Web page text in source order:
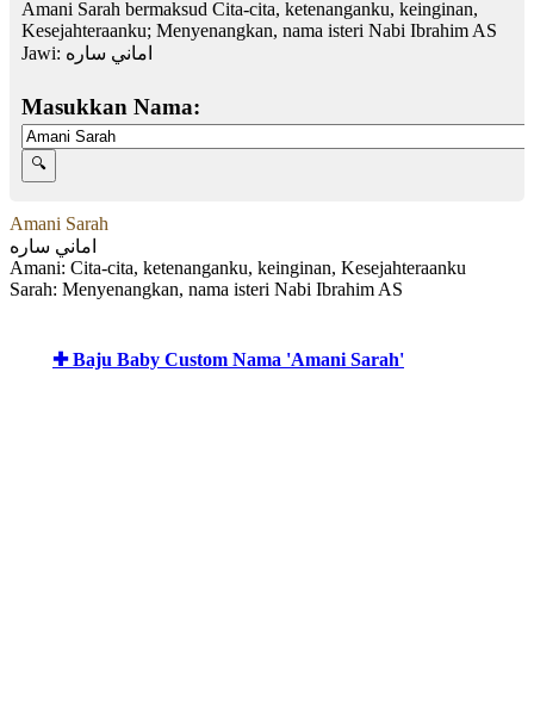
Amani Sarah bermaksud Cita-cita, ketenanganku, keinginan,
Kesejahteraanku; Menyenangkan, nama isteri Nabi Ibrahim AS
Jawi: اماني ساره
Masukkan Nama:
Amani Sarah
اماني ساره
Amani: Cita-cita, ketenanganku, keinginan, Kesejahteraanku
Sarah: Menyenangkan, nama isteri Nabi Ibrahim AS
✚ Baju Baby Custom Nama 'Amani Sarah'